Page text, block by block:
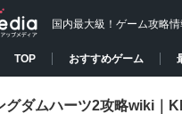
国内最大級！ゲーム攻略
TOP おすすめゲーム
グダムハーツ2攻略wiki｜